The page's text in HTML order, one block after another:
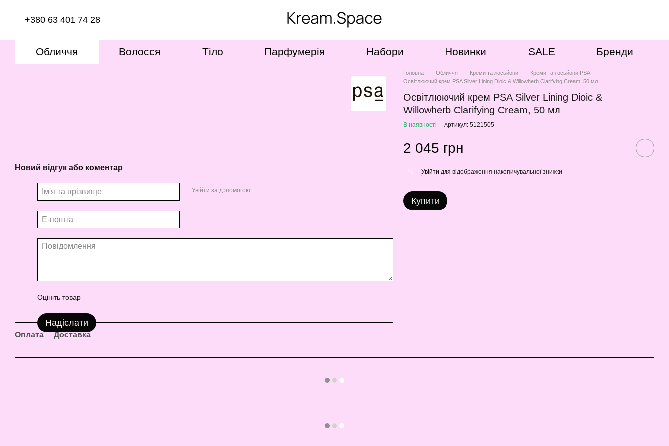
+380 63 401 74 28
Обличчя Волосся Тіло Парфумерія Набори Новинки SALE Бренди
Новий відгук або коментар
Увійти за допомогою
Оцініть товар
Надіслати
Оплата Доставка
Головна Обличчя Креми та лосьйони
Креми та лосьйони PSA
Освітлюючий крем PSA Silver Lining Dioic & Willowherb Clarifying Cream, 50 мл
Освітлюючий крем PSA Silver Lining Dioic &
Willowherb Clarifying Cream, 50 мл
В наявності Артикул: 5121505
2 045 грн
Увійти для відображення накопичувальної знижки
Купити